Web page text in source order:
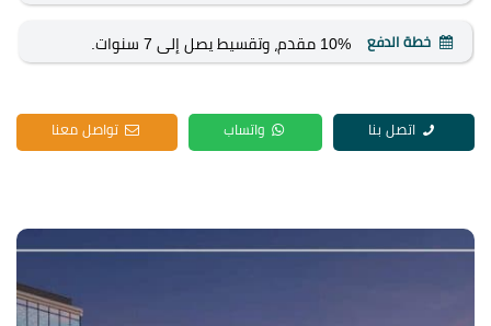
خطة الدفع 10% مقدم، وتقسيط يصل إلى 7 سنوات.
اتصل بنا واتساب تواصل معنا